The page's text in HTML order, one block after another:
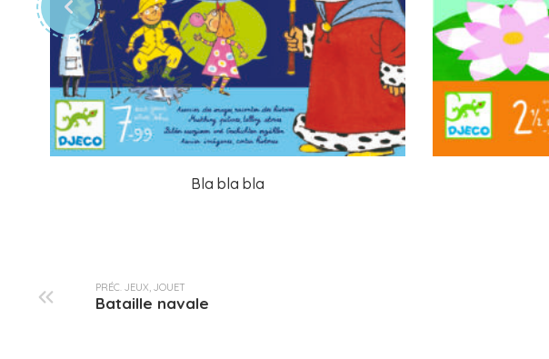
Bla bla bla
PRÉC. JEUX, JOUET
Bataille navale